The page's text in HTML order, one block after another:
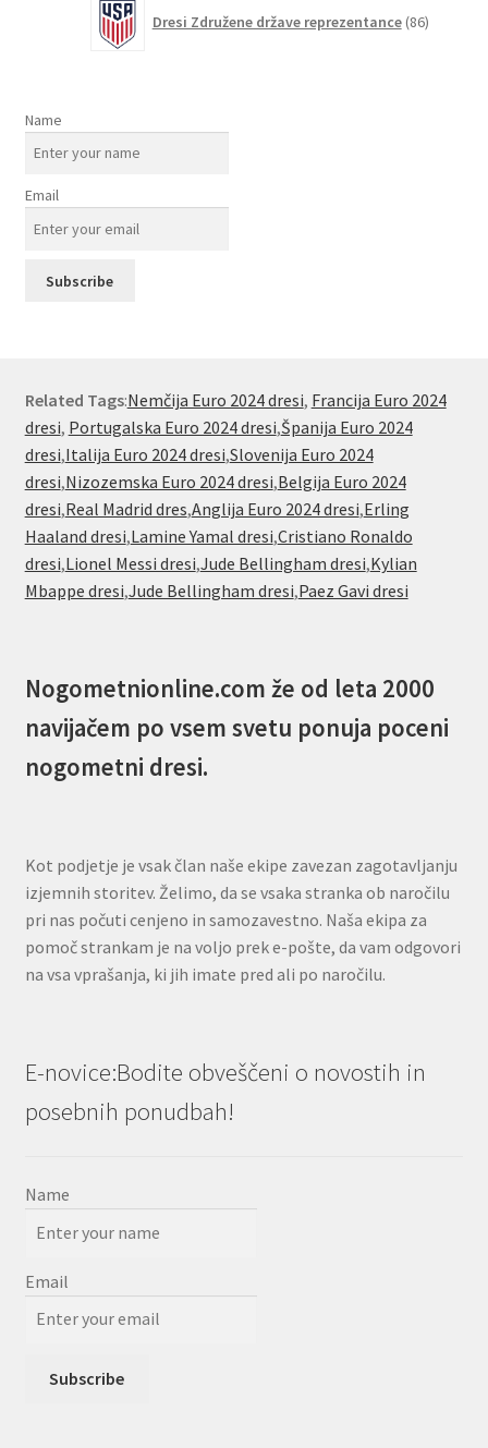
Dresi Združene države reprezentance 86izdelkov
Name
Email
Related Tags:Nemčija Euro 2024 dresi, Francija Euro 2024
dresi, Portugalska Euro 2024 dresi,Španija Euro 2024
dresi,Italija Euro 2024 dresi,Slovenija Euro 2024
dresi,Nizozemska Euro 2024 dresi,Belgija Euro 2024
dresi,Real Madrid dres,Anglija Euro 2024 dresi,Erling
Haaland dresi,Lamine Yamal dresi,Cristiano Ronaldo
dresi,Lionel Messi dresi,Jude Bellingham dresi,Kylian
Mbappe dresi,Jude Bellingham dresi,Paez Gavi dresi
Nogometnionline.com že od leta 2000
navijačem po vsem svetu ponuja poceni
nogometni dresi.
Kot podjetje je vsak član naše ekipe zavezan zagotavljanju
izjemnih storitev. Želimo, da se vsaka stranka ob naročilu
pri nas počuti cenjeno in samozavestno. Naša ekipa za
pomoč strankam je na voljo prek e-pošte, da vam odgovori
na vsa vprašanja, ki jih imate pred ali po naročilu.
E-novice:Bodite obveščeni o novostih in
posebnih ponudbah!
Name
Email